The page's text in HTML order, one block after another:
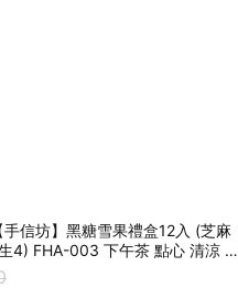
信坊】黑糖雪果禮盒12入 (芝麻
4) FHA-003 下午茶 點心 清涼 健
負擔 伴手禮 送禮推薦